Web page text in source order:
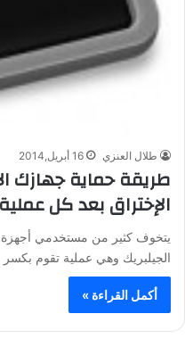
طلال العنزي 16 أبريل,2014
طريقة حماية جهازك
الإختراق بعد كل
الجيلبريك وهي عملية تقوم
أكمل القراءة »